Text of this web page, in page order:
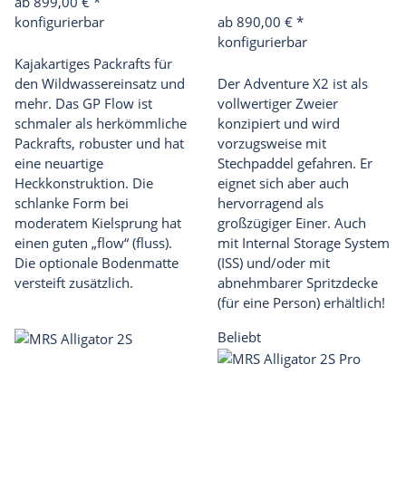
konfigurierbar
Kajakartiges Packrafts für
den Wildwassereinsatz und
mehr. Das GP Flow ist
schmaler als herkömmliche
Packrafts, robuster und hat
eine neuartige
Heckkonstruktion. Die
schlanke Form bei
moderatem Kielsprung hat
einen guten „flow“ (fluss).
Die optionale Bodenmatte
versteift zusätzlich.
ab 890,00 € *
konfigurierbar
Der Adventure X2 ist als
vollwertiger Zweier
konzipiert und wird
vorzugsweise mit
Stechpaddel gefahren. Er
eignet sich aber auch
hervorragend als
großzügiger Einer. Auch
mit Internal Storage System
(ISS) und/oder mit
abnehmbarer Spritzdecke
(für eine Person) erhältlich!
Beliebt